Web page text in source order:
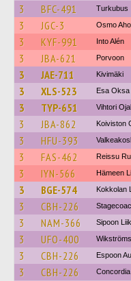
3 BFC-491 Turkubus
3 JGC-3 Osmo Aho
3 KYF-991 Into Alén
3 JBA-621 Porvoon
3 JAE-711 Kivimäki
3 XLS-523 Esa Oksa
3 TYP-651 Vihtori
3 JBA-862 Koiviston
3 HFU-393
3 FAS-462 Reissu
3 IYN-566 Hämeen
3 BGE-574 Kokkolan
3 CBH-226
3 NAM-366 Sipoon
3 UFO-400
3 CBH-226 Espoon
3 CBH-226